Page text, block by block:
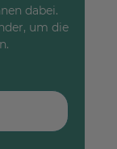
dabei.
um die